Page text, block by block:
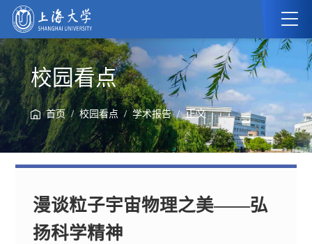
校园看点
首页/校园看点 / 学术报告/ 正文
漫谈粒子宇宙物理之美——弘
扬科学精神